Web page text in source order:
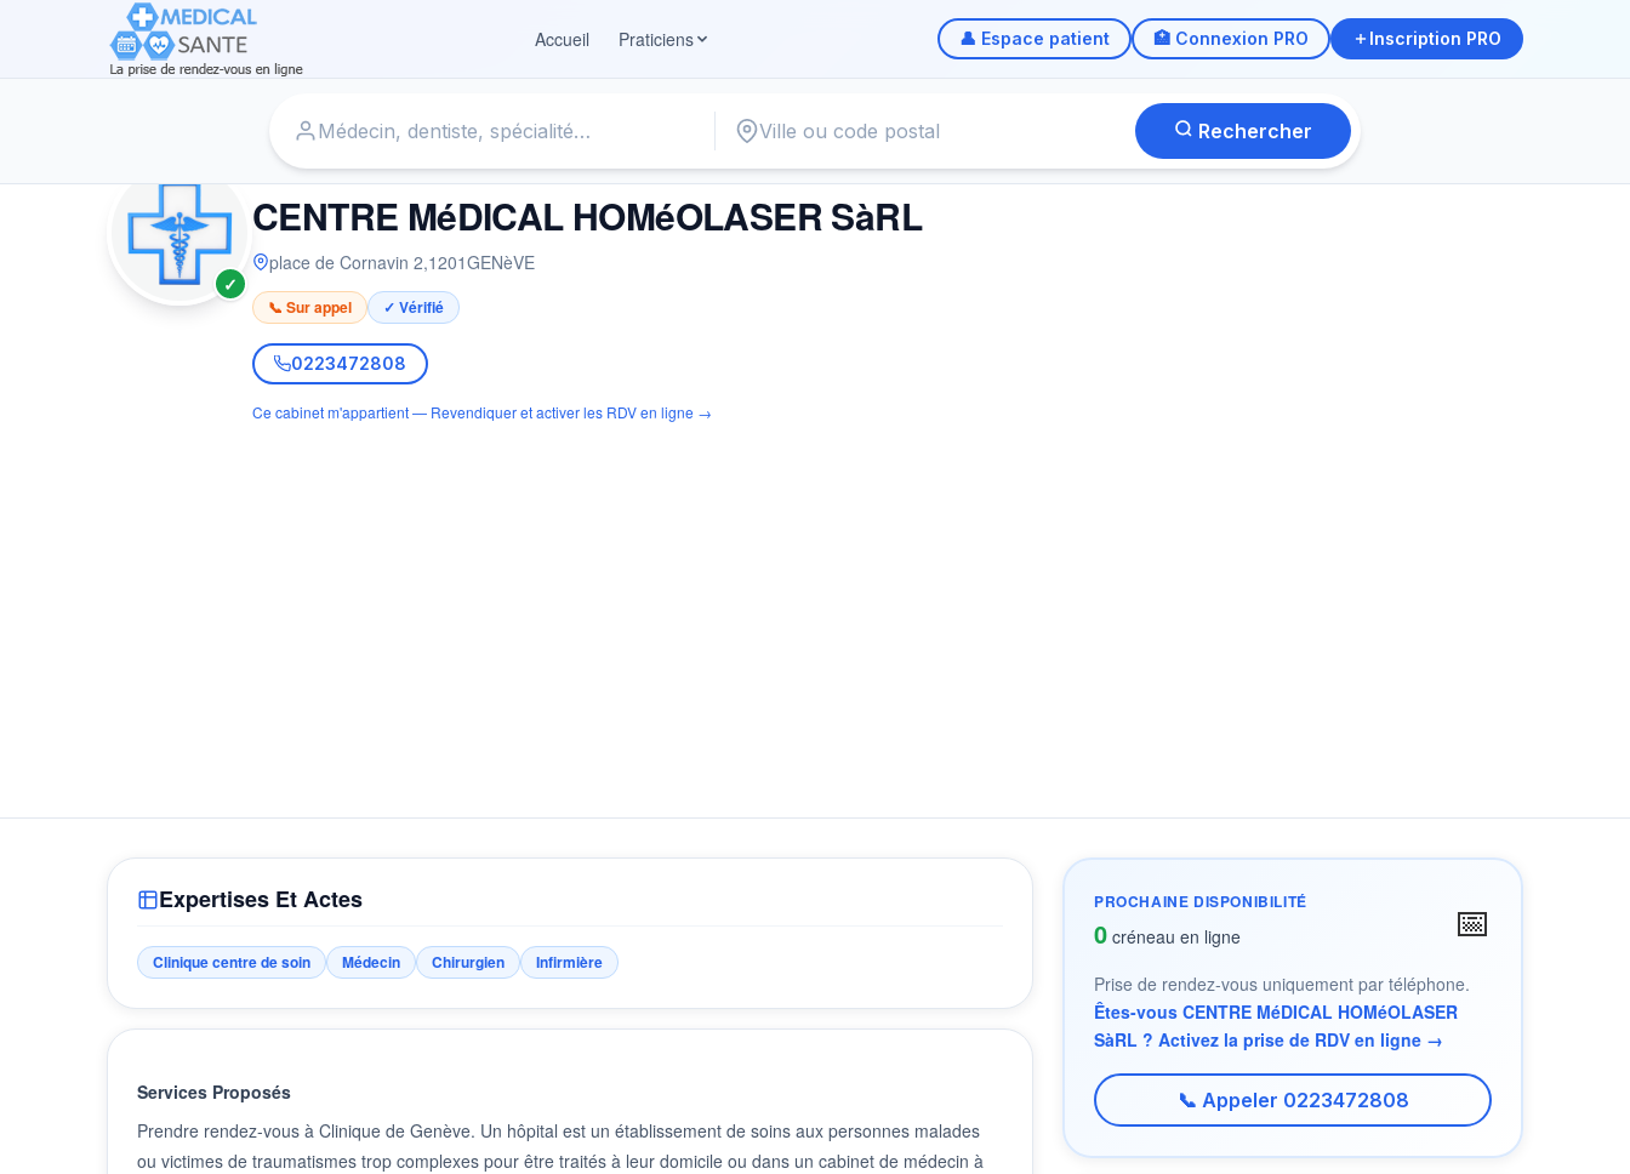
Accueil
Praticiens 👤 Espace patient 🏥 Connexion PRO Inscription PRO
Rechercher
✓
CLINIQUE
CENTRE MéDICAL HOMéOLASER SàRL
place de Cornavin 2,1201GENèVE
📞 Sur appel ✓ Vérifié
0223472808
Ce cabinet m'appartient — Revendiquer et activer les RDV en ligne →
Expertises Et Actes
Clinique centre de soin Médecin Chirurgien Infirmière
Services Proposés
Prendre rendez-vous à Clinique de Genève. Un hôpital est un établissement de soins aux personnes malades
ou victimes de traumatismes trop complexes pour être traités à leur domicile ou dans un cabinet de médecin à
PROCHAINE DISPONIBILITÉ
0 créneau en ligne 📅
Prise de rendez-vous uniquement par téléphone.
Êtes-vous CENTRE MéDICAL HOMéOLASER
SàRL ? Activez la prise de RDV en ligne →
📞 Appeler 0223472808